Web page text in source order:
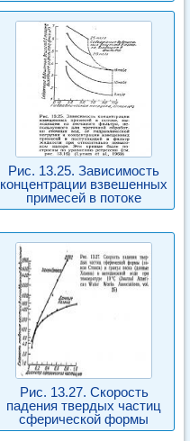
Рис. 13.25. Зависимость
концентрации взвешенных
примесей в потоке
Рис. 13.27. Скорость
падения твердых частиц
сферической формы